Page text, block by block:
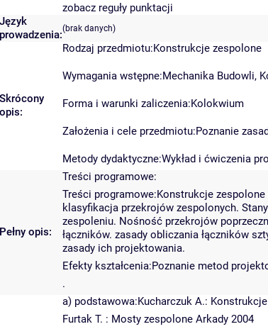
zobacz reguły punktacji
Język
prowadzenia:(brak danych)
Skrócony
opis:
Rodzaj przedmiotu:Konstrukcje zespolone
Wymagania wstępne:Mechanika Budowli,
Forma i warunki zaliczenia:Kolokwium
Założenia i cele przedmiotu:Poznanie
Metody dydaktyczne:Wykład i ćwiczenia
Pełny opis:
Treści programowe:
Treści programowe:Konstrukcje
klasyfikacja przekrojów zespolonych.
zespoleniu. Nośność przekrojów
łączników. zasady obliczania łączników
zasady ich projektowania.
Efekty kształcenia:Poznanie metod
.
a) podstawowa:Kucharczuk A.:
Furtak T. : Mosty zespolone Arkady 2004